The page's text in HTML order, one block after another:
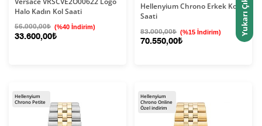
Halo Kadın Kol Saati
56.000,00₺ (%40 İndirim)
33.600,00₺
Hellenyium Chrono Erkek Kol
Saati
83.000,00₺ (%15 İndirim)
70.550,00₺
Hellenyium
Chrono Petite
Hellenyium
Chrono Online
Özel indirim
Yukarı Çık